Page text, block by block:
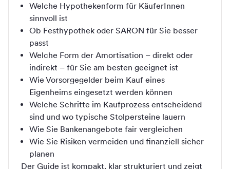
Welche Hypothekenform für KäuferInnen
sinnvoll ist
Ob Festhypothek oder SARON für Sie besser
passt
Welche Form der Amortisation – direkt oder
indirekt – für Sie am besten geeignet ist
Wie Vorsorgegelder beim Kauf eines
Eigenheims eingesetzt werden können
Welche Schritte im Kaufprozess entscheidend
sind und wo typische Stolpersteine lauern
Wie Sie Bankenangebote fair vergleichen
Wie Sie Risiken vermeiden und finanziell sicher
planen
Der Guide ist kompakt, klar strukturiert und zeigt